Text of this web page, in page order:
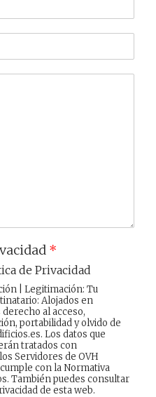
*
de Privacidad
| Legitimación: Tu
Alojados en
al acceso,
portabilidad y olvido de
Los datos que
tratados con
Servidores de OVH
con la Normativa
También puedes consultar
de esta web.